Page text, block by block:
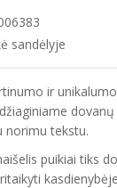
sandėlyje
ir
norimu tekstu.
puikiai tiks